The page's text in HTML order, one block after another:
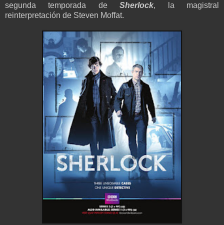
segunda temporada deSherlock, la magistral
reinterpretación de Steven Moffat.